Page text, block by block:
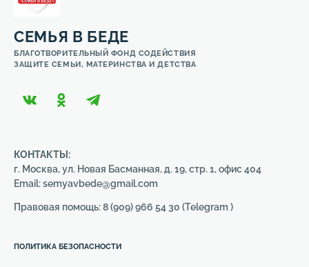
СЕМЬЯ В БЕДЕ
БЛАГОТВОРИТЕЛЬНЫЙ ФОНД СОДЕЙСТВИЯ
ЗАЩИТЕ СЕМЬИ, МАТЕРИНСТВА И ДЕТСТВА
КОНТАКТЫ:
г. Москва, ул. Новая Басманная, д. 19, стр. 1, офис 404
Email: semyavbede@gmail.com
Правовая помощь: 8 (909) 966 54 30 (Telegram )
ПОЛИТИКА БЕЗОПАСНОСТИ